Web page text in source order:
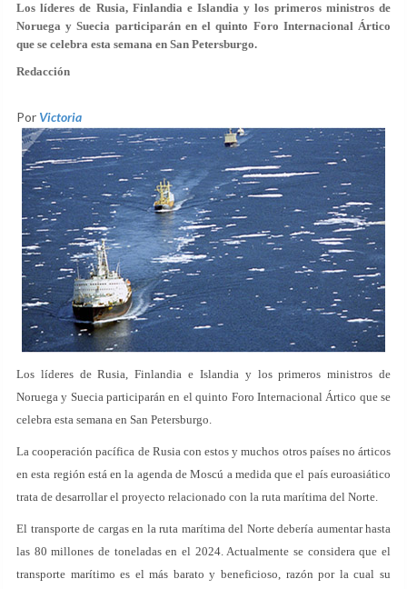
Los líderes de Rusia, Finlandia e Islandia y los primeros ministros de
Noruega y Suecia participarán en el quinto Foro Internacional Ártico
que se celebra esta semana en San Petersburgo.
Redacción
Por Victoria
Los líderes de Rusia, Finlandia e Islandia y los primeros ministros de
Noruega y Suecia participarán en el quinto Foro Internacional Ártico que se
celebra esta semana en San Petersburgo.
La cooperación pacífica de Rusia con estos y muchos otros países no árticos
en esta región está en la agenda de Moscú a medida que el país euroasiático
trata de desarrollar el proyecto relacionado con la ruta marítima del Norte.
El transporte de cargas en la ruta marítima del Norte debería aumentar hasta
las 80 millones de toneladas en el 2024. Actualmente se considera que el
transporte marítimo es el más barato y beneficioso, razón por la cual su